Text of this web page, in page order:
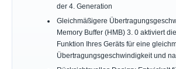
der 4. Generation
Gleichmäßigere
Memory Buffer (HMB) 3. 0 aktiviert
Funktion Ihres Geräts für eine
Übertragungsgeschwindigkeit und